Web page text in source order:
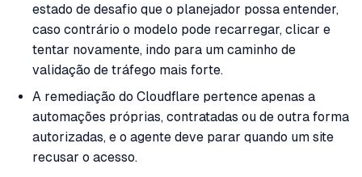
estado de desafio que o planejador possa entender,
caso contrário o modelo pode recarregar, clicar e
tentar novamente, indo para um caminho de
validação de tráfego mais forte.
A remediação do Cloudflare pertence apenas a
automações próprias, contratadas ou de outra forma
autorizadas, e o agente deve parar quando um site
recusar o acesso.